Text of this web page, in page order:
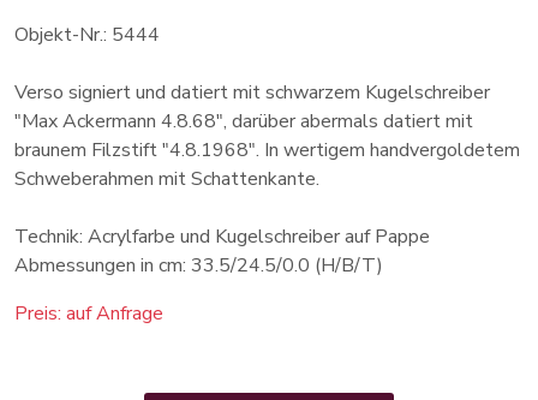
Objekt-Nr.: 5444
Verso signiert und datiert mit schwarzem Kugelschreiber
"Max Ackermann 4.8.68", darüber abermals datiert mit
braunem Filzstift "4.8.1968". In wertigem handvergoldetem
Schweberahmen mit Schattenkante.
Technik: Acrylfarbe und Kugelschreiber auf Pappe
Abmessungen in cm: 33.5/24.5/0.0 (H/B/T)
Preis: auf Anfrage